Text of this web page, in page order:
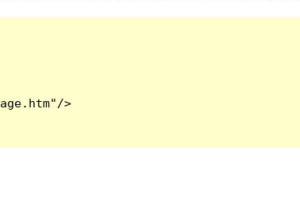
>